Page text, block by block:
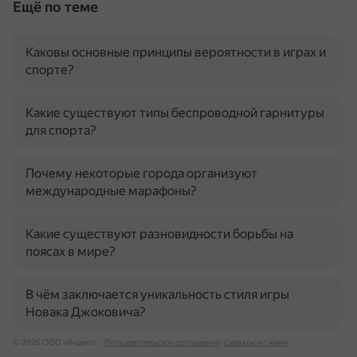
Ещё по теме
Каковы основные принципы вероятности в играх и
спорте?
Какие существуют типы беспроводной гарнитуры
для спорта?
Почему некоторые города организуют
международные марафоны?
Какие существуют разновидности борьбы на
поясах в мире?
В чём заключается уникальность стиля игры
Новака Джоковича?
© 2026 ООО «Яндекс» Пользовательское соглашение Связаться с нами